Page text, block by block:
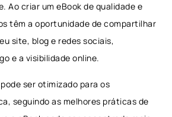
Ao criar um eBook de qualidade e
têm a oportunidade de compartilhar
site, blog e redes sociais,
e a visibilidade online.
ser otimizado para os
seguindo as melhores práticas de